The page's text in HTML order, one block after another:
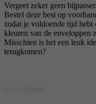
Vergeet zeker geen
Bestel deze best op
zodat je voldoende tijd hebt
kleuren van de enveloppen
Misschien is het een leuk
terugkomen?